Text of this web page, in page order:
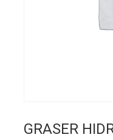
GRASER